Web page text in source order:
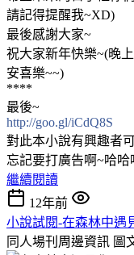
請記得提醒我~XD)
最後感謝大家~
祝大家新年快樂~(晚
安喜樂~~)
****
最後~
http://goo.gl/iCdQ8S
對此本小說有興趣者
忘記要打廣告啊~哈哈
繼續閱讀
12年前
小說試閱-在森林中遇
同人場刊周邊資訊 圖